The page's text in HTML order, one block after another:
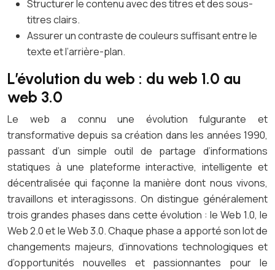
Structurer le contenu avec des titres et des sous-
titres clairs.
Assurer un contraste de couleurs suffisant entre le
texte et l’arrière-plan.
L’évolution du web : du web 1.0 au
web 3.0
Le web a connu une évolution fulgurante et
transformative depuis sa création dans les années 1990,
passant d’un simple outil de partage d’informations
statiques à une plateforme interactive, intelligente et
décentralisée qui façonne la manière dont nous vivons,
travaillons et interagissons. On distingue généralement
trois grandes phases dans cette évolution : le Web 1.0, le
Web 2.0 et le Web 3.0. Chaque phase a apporté son lot de
changements majeurs, d’innovations technologiques et
d’opportunités nouvelles et passionnantes pour le